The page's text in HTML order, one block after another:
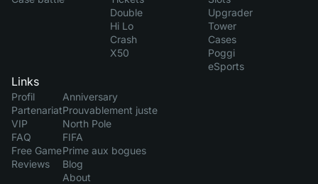
Double
Hi Lo
Crash
X50
Upgrader
Tower
Cases
Poggi
eSports
Links
Profil
Partenariat
VIP
FAQ
Free Game
Reviews
Anniversary
Prouvablement juste
North Pole
FIFA
Prime aux bogues
Blog
About